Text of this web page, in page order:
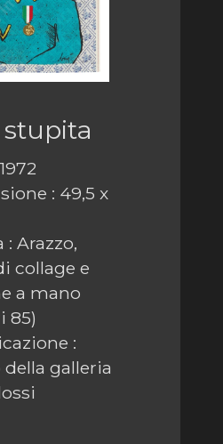
: 49,5 x
: Arazzo,
collage e
a mano
85)
:
galleria